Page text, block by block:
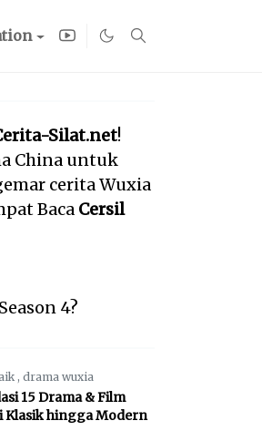
Silat.net!
China untuk
cerita Wuxia
Baca Cersil
4?
, drama wuxia
15 Drama & Film
Klasik hingga Modern